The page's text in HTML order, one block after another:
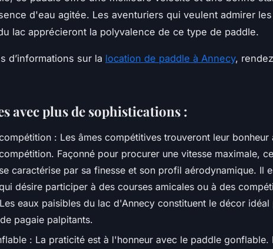
d'eau agitée. Les aventuriers qui veulent admirer
lac apprécieront la polyvalence de ce type de paddle.
d’informations sur la location de paddle à Annecy,
avec plus de sophistications :
: Les âmes compétitives trouveront leur bonheur
Façonné pour procurer une vitesse maximale,
caractérise par sa finesse et son profil aérodynamique. Il
désire participer à des courses amicales ou à des
eaux paisibles du lac d'Annecy constituent le décor idéal
pagaie palpitants.
: La praticité est à l'honneur avec le paddle gonflable.